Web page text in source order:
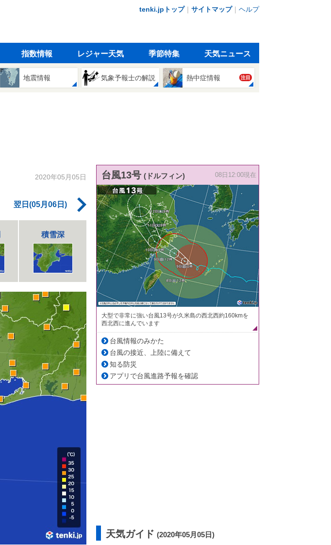
tenki.jpトップ｜ サイトマップ｜ ヘルプ
指数情報 レジャー天気 季節特集 天気ニュース
地震情報 気象予報士の解説 熱中症情報 注目
2020年05月05日
翌日(05月06日)
積雪深
台風13号 (ドルフィン) 08日12:00現在
大型で非常に強い台風13号が久米島の西北西約160kmを
西北西に進んでいます
台風情報のみかた
台風の接近、上陸に備えて
知る防災
アプリで台風進路予報を確認
天気ガイド (2020年05月05日)